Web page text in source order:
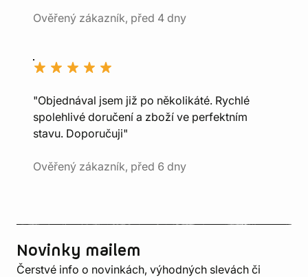
Ověřený zákazník, před 4 dny
"Objednával jsem již po několikáté. Rychlé
spolehlivé doručení a zboží ve perfektním
stavu. Doporučuji"
Ověřený zákazník, před 6 dny
Novinky mailem
Čerstvé info o novinkách, výhodných slevách či